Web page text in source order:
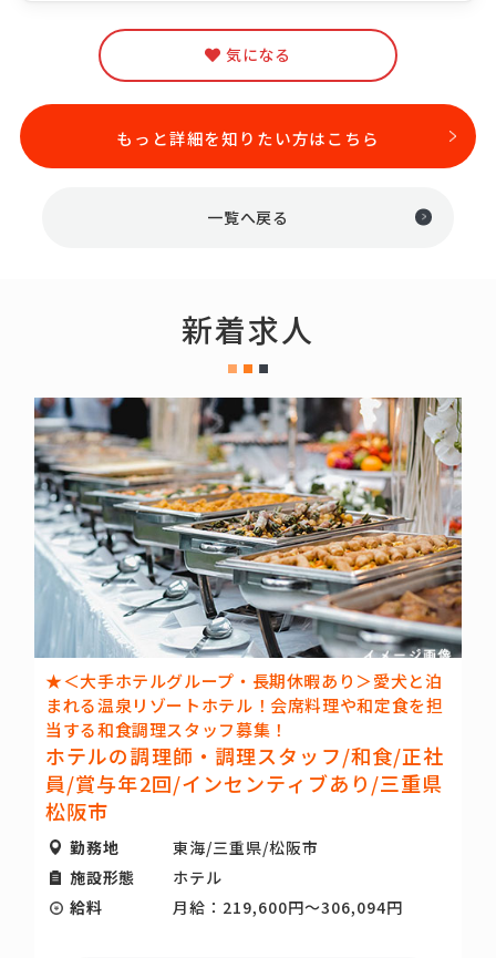
気になる
もっと詳細を知りたい方はこちら
一覧へ戻る
新着求人
★＜大手ホテルグループ・長期休暇あり＞愛犬と泊
まれる温泉リゾートホテル！会席料理や和定食を担
当する和食調理スタッフ募集！
ホテルの調理師・調理スタッフ/和食/正社
員/賞与年2回/インセンティブあり/三重県
松阪市
勤務地
東海/三重県/松阪市
施設形態
ホテル
給料
月給：219,600円～306,094円